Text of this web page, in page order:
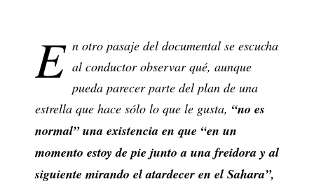
E n otro pasaje del documental se escucha
al conductor observar qué, aunque
pueda parecer parte del plan de una
estrella que hace sólo lo que le gusta, “no es
normal” una existencia en que “en un
momento estoy de pie junto a una freidora y al
siguiente mirando el atardecer en el Sahara”,